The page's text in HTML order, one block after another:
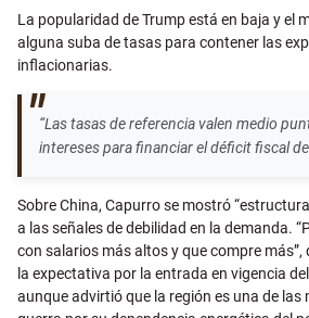
La popularidad de Trump está en baja y el
alguna suba de tasas para contener las
inflacionarias.
“Las tasas de referencia valen medio
intereses para financiar el déficit fiscal
Sobre China, Capurro se mostró
a las señales de debilidad en la demanda.
con salarios más altos y que compre más”,
la expectativa por la entrada en vigencia
aunque advirtió que la región es una de las